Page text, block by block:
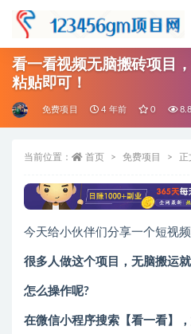
看一看视频无脑搬砖项目
粘贴即可！
免费项目 4 年前 0
当前位置： 首页 免费项目 正
今天给小伙伴们分享一个短视
很多人做这个项目，无脑搬运就
怎么操作呢?
在微信小程序搜索【看一看】